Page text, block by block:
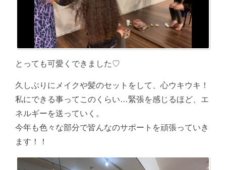
とっても可愛くできました♡
久しぶりにメイクや髪のセットをして、心ウキウキ！
私にできる事ってこのくらい…緊張を感じるほど、エ
ネルギーを送っていく。
今年も色々な部分で皆んなのサポートを頑張っていき
ます！！